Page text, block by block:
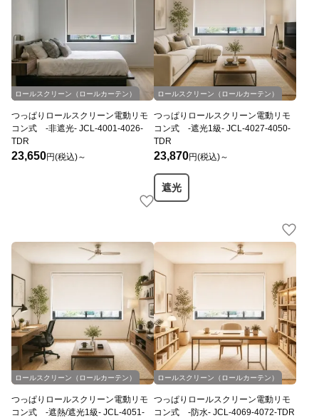
ロールスクリーン（ロールカーテン）
つっぱりロールスクリーン電動リモ
コン式 -非遮光- JCL-4001-4026-
TDR
23,650円(税込)～
ロールスクリーン（ロールカーテン）
つっぱりロールスクリーン電動リモ
コン式 -遮光1級- JCL-4027-4050-
TDR
23,870円(税込)～
遮光
ロールスクリーン（ロールカーテン）
つっぱりロールスクリーン電動リモ
コン式 -遮熱/遮光1級- JCL-4051-
ロールスクリーン（ロールカーテン）
つっぱりロールスクリーン電動リモ
コン式 -防水- JCL-4069-4072-TDR